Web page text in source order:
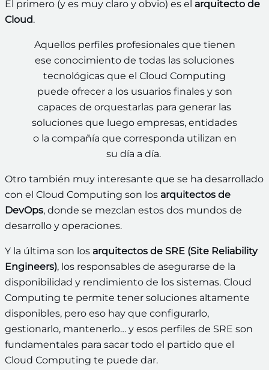
El primero (y es muy claro y obvio) es el arquitecto de
Cloud.
Aquellos perfiles profesionales que tienen
ese conocimiento de todas las soluciones
tecnológicas que el Cloud Computing
puede ofrecer a los usuarios finales y son
capaces de orquestarlas para generar las
soluciones que luego empresas, entidades
o la compañía que corresponda utilizan en
su día a día.
Otro también muy interesante que se ha desarrollado
con el Cloud Computing son los arquitectos de
DevOps, donde se mezclan estos dos mundos de
desarrollo y operaciones.
Y la última son los arquitectos de SRE (Site Reliability
Engineers), los responsables de asegurarse de la
disponibilidad y rendimiento de los sistemas. Cloud
Computing te permite tener soluciones altamente
disponibles, pero eso hay que configurarlo,
gestionarlo, mantenerlo… y esos perfiles de SRE son
fundamentales para sacar todo el partido que el
Cloud Computing te puede dar.